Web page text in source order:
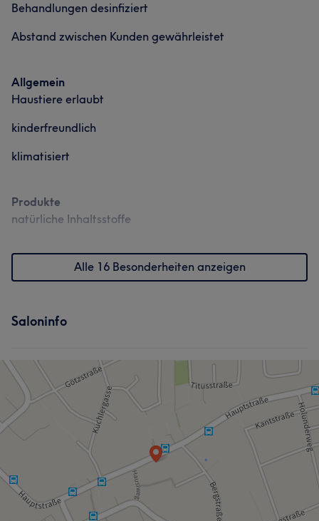
Behandlungen desinfiziert
Abstand zwischen Kunden gewährleistet
Allgemein
Haustiere erlaubt
kinderfreundlich
klimatisiert
Produkte
natürliche Inhaltsstoffe
Alle 16 Besonderheiten anzeigen
Saloninfo